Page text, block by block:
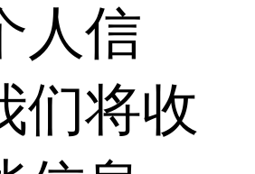
人信
们将收